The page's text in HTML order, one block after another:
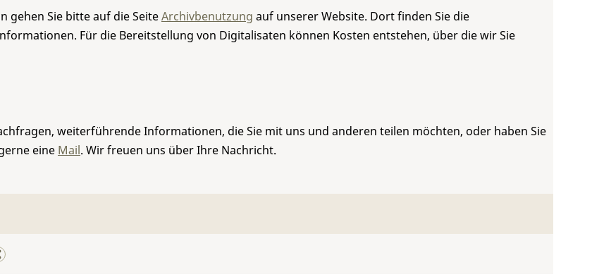
gehen Sie bitte auf die SeiteArchivbenutzung auf unserer Website. Dort finden Sie die
Für die Bereitstellung von Digitalisaten können Kosten entstehen, über die wir Sie
weiterführende Informationen, die Sie mit uns und anderen teilen möchten, oder haben Sie
eine Mail. Wir freuen uns über Ihre Nachricht.